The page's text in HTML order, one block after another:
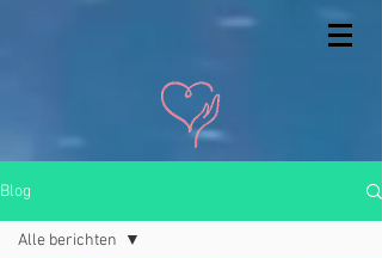
Blog
Alle berichten